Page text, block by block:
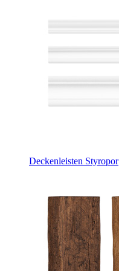
Deckenleisten Styropor